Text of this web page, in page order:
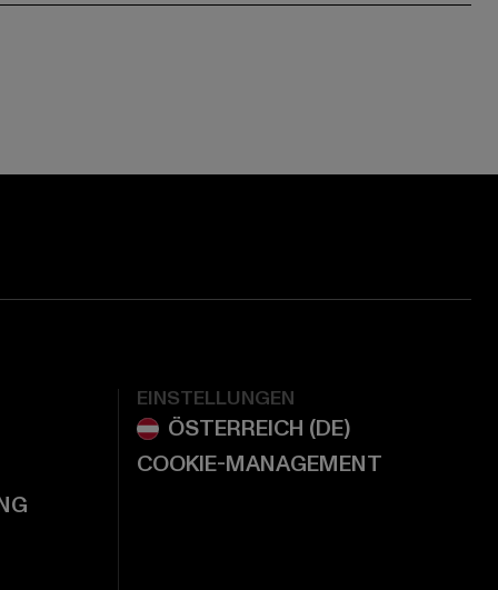
page:channel:
EINSTELLUNGEN
COOKIE-MANAGEMENT